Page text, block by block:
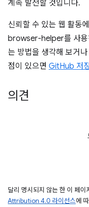
계속 발전할 것입니다.
신뢰할 수 있는 웹 활동
browser-helper를 사용
는 방법을 생각해 보거
점이 있으면 GitHub 저
의견
달리 명시되지 않는 한 이 페이
Attribution 4.0 라이선스에